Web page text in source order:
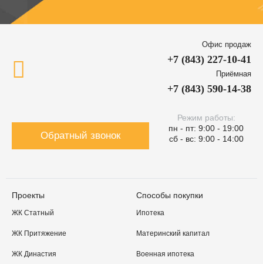
Офис продаж
+7 (843) 227-10-41
Приёмная
+7 (843) 590-14-38
Обратный звонок
Режим работы:
пн - пт: 9:00 - 19:00
сб - вс: 9:00 - 14:00
Проекты
ЖК Статный
ЖК Притяжение
ЖК Династия
Способы покупки
Ипотека
Материнский капитал
Военная ипотека